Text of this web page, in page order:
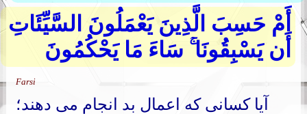
أَمْ حَسِبَ الَّذِينَ يَعْمَلُونَ السَّيِّئَاتِ
أَن يَسْبِقُونَا ۚ سَاءَ مَا يَحْكُمُونَ
Farsi
آیا کسانی که اعمال بد انجام می دهند؛